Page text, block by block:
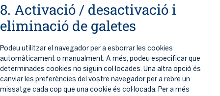
8. Activació / desactivació i
eliminació de galetes
Podeu utilitzar el navegador per a esborrar les cookies
automàticament o manualment. A més, podeu especificar que
determinades cookies no siguin col·locades. Una altra opció és
canviar les preferències del vostre navegador per a rebre un
missatge cada cop que una cookie és col·locada. Per a més